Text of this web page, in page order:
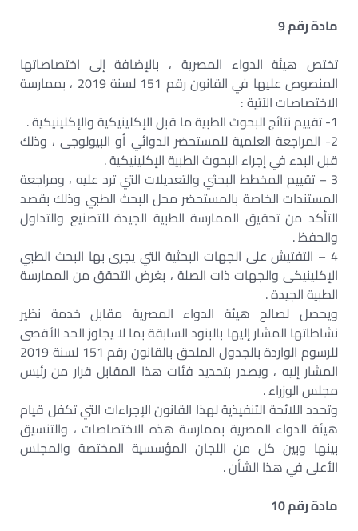
مادة رقم 9
تختص هيئة الدواء المصرية ، بالإضافة إلى اختصاصاتها
المنصوص عليها في القانون رقم 151 لسنة 2019 ، بممارسة
الاختصاصات الآتية :
1- تقييم نتائج البحوث الطبية ما قبل الإكلينيكية والإكلينيكية .
2- المراجعة العلمية للمستحضر الدوائي أو البيولوجى ، وذلك
قبل البدء في إجراء البحوث الطبية الإكلينيكية .
3 – تقييم المخطط البحثي والتعديلات التي ترد عليه ، ومراجعة
المستندات الخاصة بالمستحضر محل البحث الطبي وذلك بقصد
التأكد من تحقيق الممارسة الطبية الجيدة للتصنيع والتداول
والحفظ .
4 – التفتيش على الجهات البحثية التي يجرى بها البحث الطبي
الإكلينيكى والجهات ذات الصلة ، بغرض التحقق من الممارسة
الطبية الجيدة .
ويحصل لصالح هيئة الدواء المصرية مقابل خدمة نظير
نشاطاتها المشار إليها بالبنود السابقة بما لا يجاوز الحد الأقصى
للرسوم الواردة بالجدول الملحق بالقانون رقم 151 لسنة 2019
المشار إليه ، ويصدر بتحديد فئات هذا المقابل قرار من رئيس
مجلس الوزراء .
وتحدد اللائحة التنفيذية لهذا القانون الإجراءات التي تكفل قيام
هيئة الدواء المصرية بممارسة هذه الاختصاصات ، والتنسيق
بينها وبين كل من اللجان المؤسسية المختصة والمجلس
الأعلى في هذا الشأن .
مادة رقم 10